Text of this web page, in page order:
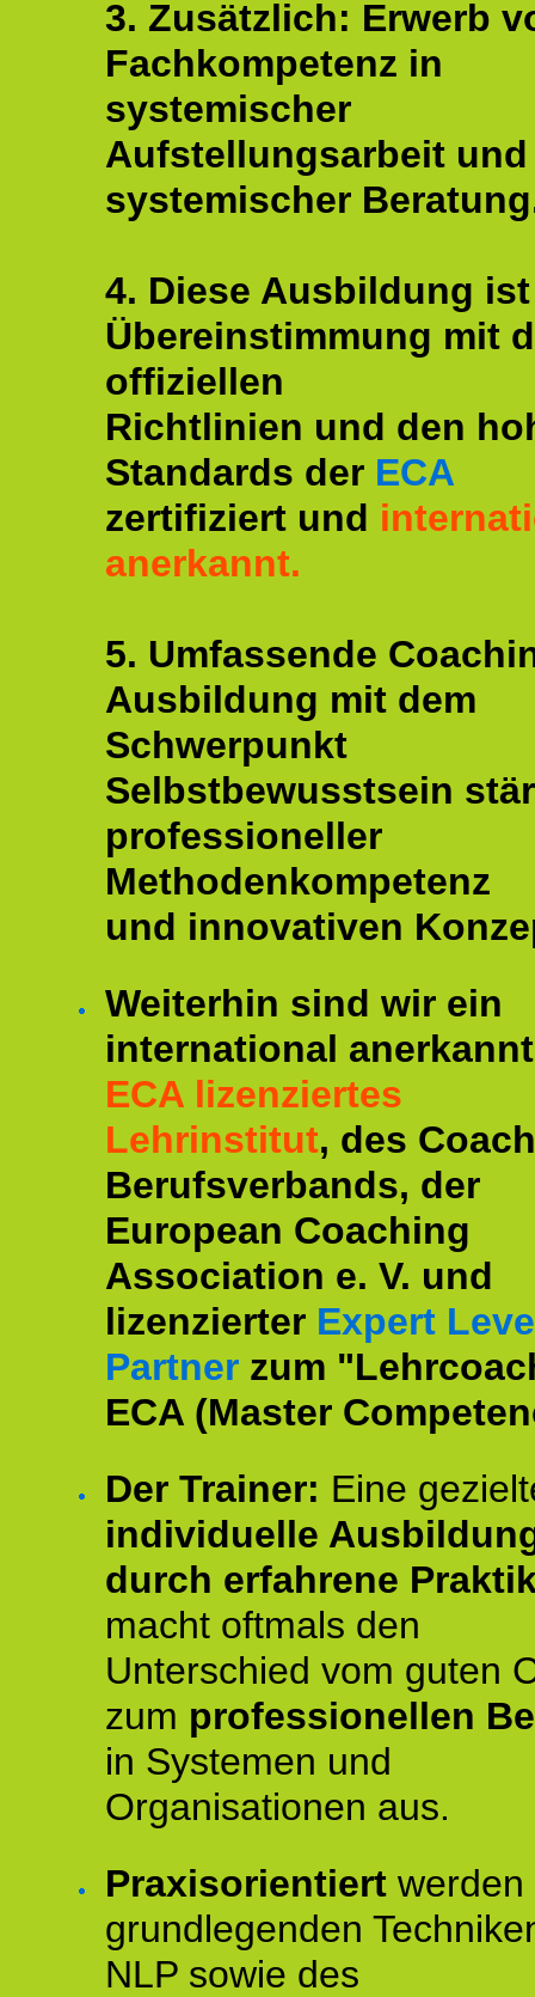
3. Zusätzlich: Erwerb
Fachkompetenz in
systemischer
Aufstellungsarbeit und
systemischer
4. Diese Ausbildung
Übereinstimmung mit
offiziellen
Richtlinien und den
Standards der ECA
zertifiziert und
anerkannt.
5. Umfassende
Ausbildung mit dem
Schwerpunkt
Selbstbewusstsein
professioneller
Methodenkompetenz
und innovativen
Weiterhin sind wir ein
international
ECA lizenziertes
Lehrinstitut, des
Berufsverbands, der
European Coaching
Association e. V. und
lizenzierter Expert
Partner zum
ECA (Master
Der Trainer: Eine
individuelle
durch erfahrene
macht oftmals den
Unterschied vom guten
zum professionellen
in Systemen und
Organisationen aus.
Praxisorientiert werden
grundlegenden
NLP sowie des